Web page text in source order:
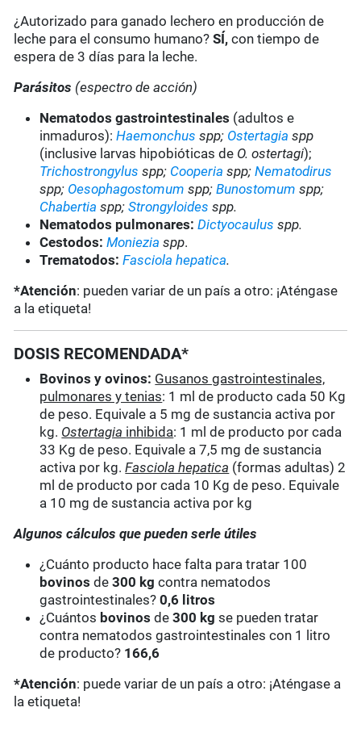
¿Autorizado para ganado lechero en producción de
leche para el consumo humano?SÍ,con tiempo de
espera de 3 días para la leche.
Parásitos (espectro de acción)
Nematodos gastrointestinales (adultos e
inmaduros): Haemonchus spp; Ostertagia spp
(inclusive larvas hipobióticas de O. ostertagi);
Trichostrongylus spp; Cooperia spp;Nematodirus
spp; Oesophagostomum spp;Bunostomum spp;
Chabertia spp;Strongyloides spp.
Nematodos pulmonares: Dictyocaulus spp.
Cestodos: Moniezia spp.
Trematodos: Fasciola hepatica.
*Atención: pueden variar de un país a otro: ¡Aténgase
a la etiqueta!
DOSIS RECOMENDADA*
Bovinos y ovinos: Gusanos gastrointestinales,
pulmonares y tenias: 1 ml de producto cada 50 Kg
de peso. Equivale a 5 mg de sustancia activa por
kg. Ostertagia inhibida: 1 ml de producto por cada
33 Kg de peso. Equivale a 7,5 mg de sustancia
activa por kg.Fasciola hepatica (formas adultas) 2
ml de producto por cada 10 Kg de peso. Equivale
a 10 mg de sustancia activa por kg
Algunos cálculos que pueden serle útiles
¿Cuánto producto hace falta para tratar 100
bovinos de300 kgcontra nematodos
gastrointestinales? 0,6 litros
¿Cuántos bovinos de300 kg se pueden tratar
contra nematodos gastrointestinales con 1 litro
de producto? 166,6
*Atención: puede variar de un país a otro: ¡Aténgase a
la etiqueta!